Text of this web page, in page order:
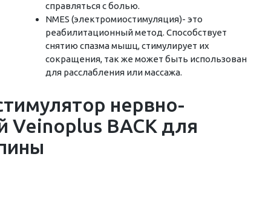
справляться с болью.
NMES (электромиостимуляция)- это
реабилитационный метод. Способствует
снятию спазма мышц, стимулирует их
сокращения, так же может быть использован
для расслабления или массажа.